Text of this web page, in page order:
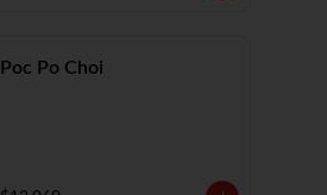
Poc Po Choi